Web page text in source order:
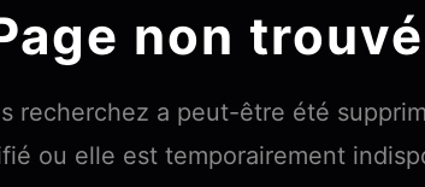
non
recherchez a peut-être été
ou elle est temporairement